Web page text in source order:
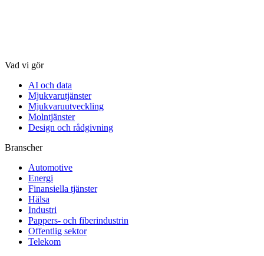
Vad vi gör
AI och data
Mjukvarutjänster
Mjukvaruutveckling
Molntjänster
Design och rådgivning
Branscher
Automotive
Energi
Finansiella tjänster
Hälsa
Industri
Pappers- och fiberindustrin
Offentlig sektor
Telekom